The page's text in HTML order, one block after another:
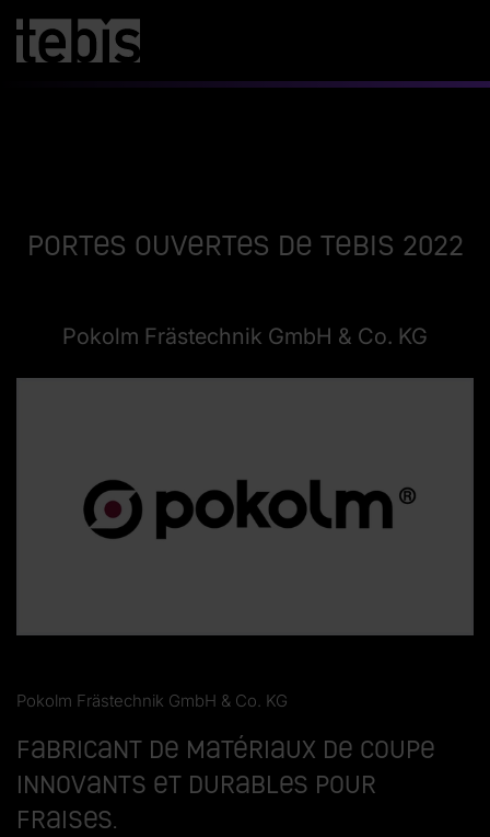
Portes Ouvertes de Tebis 2022
Pokolm Frästechnik GmbH & Co. KG
Pokolm Frästechnik GmbH & Co. KG
Fabricant de matériaux de coupe
innovants et durables pour
fraises.